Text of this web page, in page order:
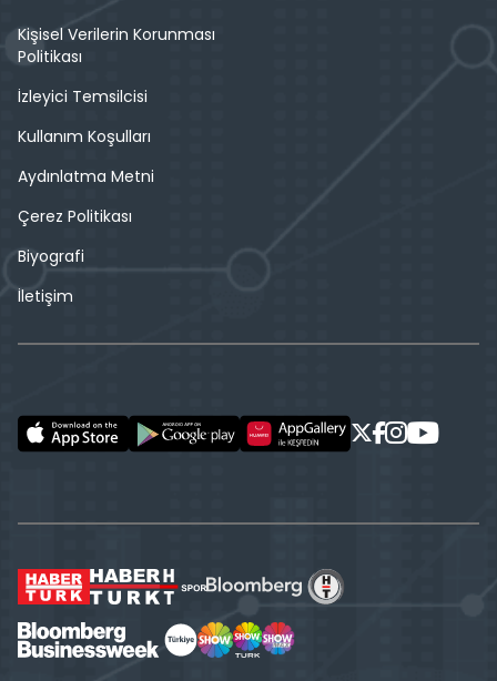
Kişisel Verilerin Korunması
Politikası
İzleyici Temsilcisi
Kullanım Koşulları
Aydınlatma Metni
Çerez Politikası
Biyografi
İletişim